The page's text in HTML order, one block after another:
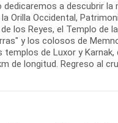
a descubrir
Orilla Occidental,
los Reyes, el Templo
y los colosos de
de Luxor y
de longitud. Regreso al